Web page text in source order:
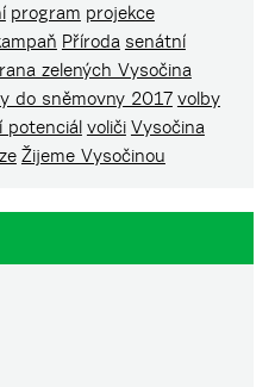
program projekce
Příroda senátní
zelených Vysočina
do sněmovny 2017 volby
potenciál voliči Vysočina
Žijeme Vysočinou